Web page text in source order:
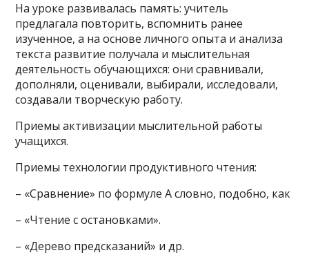
На уроке развивалась память: учитель
предлагала повторить, вспомнить ранее
изученное, а на основе личного опыта и анализа
текста развитие получала и мыслительная
деятельность обучающихся: они сравнивали,
дополняли, оценивали, выбирали, исследовали,
создавали творческую работу.
Приемы активизации мыслительной работы
учащихся.
Приемы технологии продуктивного чтения:
– «Сравнение» по формуле А словно, подобно, как
– «Чтение с остановками».
– «Дерево предсказаний» и др.